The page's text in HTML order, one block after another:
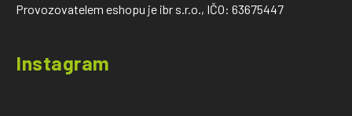
Provozovatelem eshopu je ibr s.r.o., IČO: 63675447
Instagram